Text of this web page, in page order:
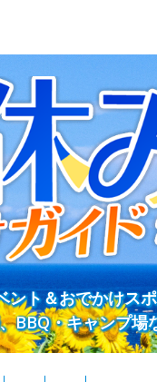
ト＆おでかけス
BBQ・キャンプ